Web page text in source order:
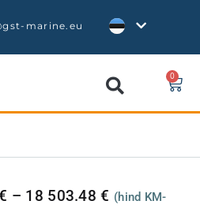
marine.eu
0
– 18 503.48€ (hind KM-